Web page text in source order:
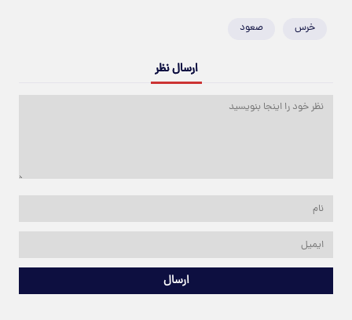
خرس صعود
ارسال نظر
ارسال